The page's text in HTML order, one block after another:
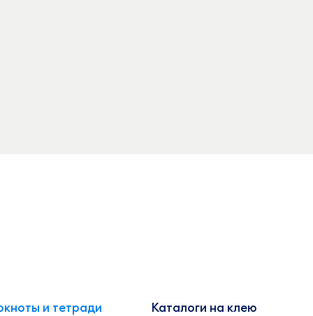
и тетради Каталоги на клею